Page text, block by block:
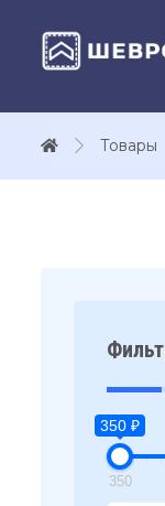
Товары
350 ₽
350